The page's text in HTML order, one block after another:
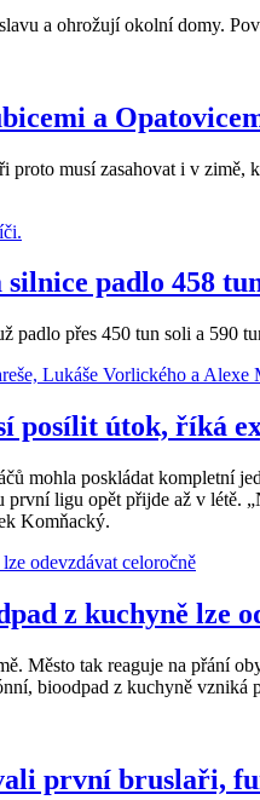
a ohrožují okolní domy.
a
musí zasahovat i v
padlo 458
přes 450 tun soli a
posílit útok, říká
mohla poskládat kompletní
ligu opět přijde až v létě.
Komňacký.
z kuchyně lze
Město tak reaguje na přání
bioodpad z kuchyně vzniká
první bruslaři,